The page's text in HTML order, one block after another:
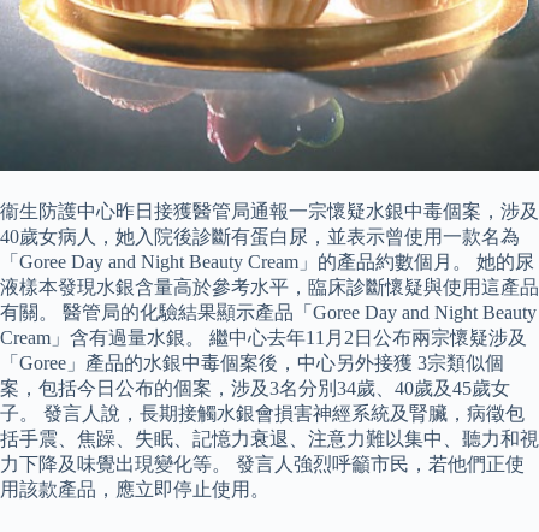
衞生防護中心昨日接獲醫管局通報一宗懷疑水銀中毒個案，涉及
40歲女病人，她入院後診斷有蛋白尿，並表示曾使用一款名為
「Goree Day and Night Beauty Cream」的產品約數個月。 她的尿
液樣本發現水銀含量高於參考水平，臨床診斷懷疑與使用這產品
有關。 醫管局的化驗結果顯示產品「Goree Day and Night Beauty
Cream」含有過量水銀。 繼中心去年11月2日公布兩宗懷疑涉及
「Goree」產品的水銀中毒個案後，中心另外接獲 3宗類似個
案，包括今日公布的個案，涉及3名分別34歲、40歲及45歲女
子。 發言人說，長期接觸水銀會損害神經系統及腎臟，病徵包
括手震、焦躁、失眠、記憶力衰退、注意力難以集中、聽力和視
力下降及味覺出現變化等。 發言人強烈呼籲市民，若他們正使
用該款產品，應立即停止使用。